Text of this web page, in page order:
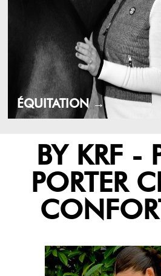
ÉQUITATION →
BY KRF -
PORTER